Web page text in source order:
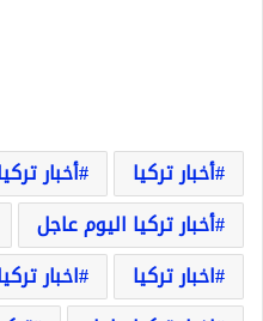
أخبار تركيا
أخبار
أخبار تركيا اليوم عاجل
اخبار تركيا
اخبار